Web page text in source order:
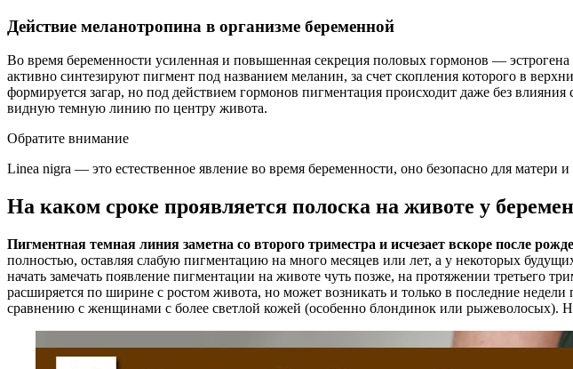
Действие меланотропина в организме беременной
Во время беременности усиленная и повышенная секреция половых гормонов —
активно синтезируют пигмент под названием меланин, за счет скопления которого в
формируется загар, но под действием гормонов пигментация происходит даже без
видную темную линию по центру живота.
Обратите внимание
Linea nigra — это естественное явление во время беременности, оно безопасно для
На каком сроке проявляется полоска на животе у
Пигментная темная линия заметна со второго триместра и исчезает вскоре после
полностью, оставляя слабую пигментацию на много месяцев или лет, а у некоторых
начать замечать появление пигментации на животе чуть позже, на протяжении третьего
расширяется по ширине с ростом живота, но может возникать и только в последние
сравнению с женщинами с более светлой кожей (особенно блондинок или рыжеволосых).